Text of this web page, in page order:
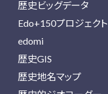
歴史ビッグデータ
Edo+150プロジェクト
edomi
歴史GIS
歴史地名マップ